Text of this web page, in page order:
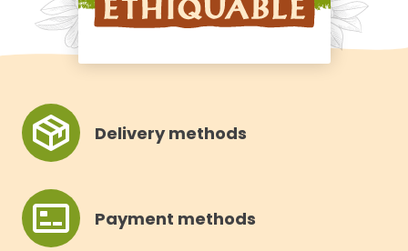
Delivery methods
Payment methods